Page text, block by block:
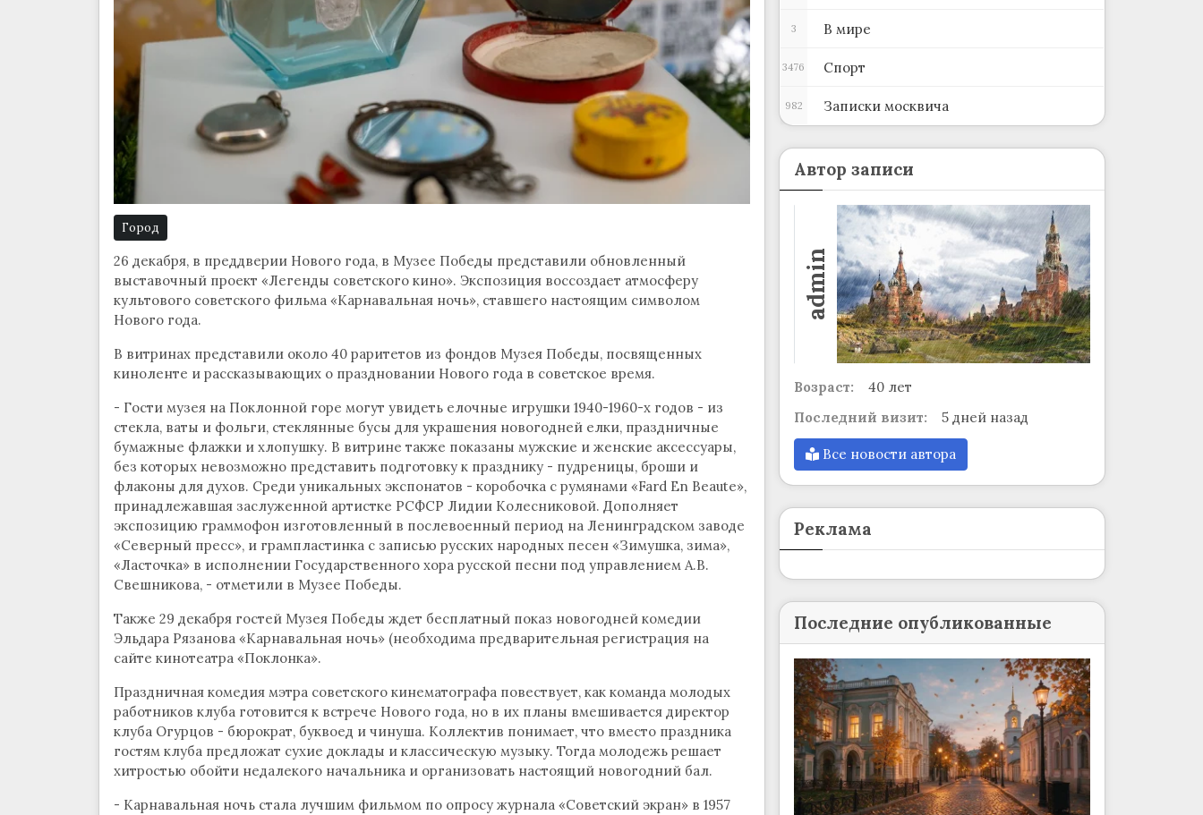
Город
26 декабря, в преддверии Нового года, в Музее Победы представили обновленный
выставочный проект «Легенды советского кино». Экспозиция воссоздает атмосферу
культового советского фильма «Карнавальная ночь», ставшего настоящим символом
Нового года.
В витринах представили около 40 раритетов из фондов Музея Победы, посвященных
киноленте и рассказывающих о праздновании Нового года в советское время.
- Гости музея на Поклонной горе могут увидеть елочные игрушки 1940-1960-х годов - из
стекла, ваты и фольги, стеклянные бусы для украшения новогодней елки, праздничные
бумажные флажки и хлопушку. В витрине также показаны мужские и женские аксессуары,
без которых невозможно представить подготовку к празднику - пудреницы, броши и
флаконы для духов. Среди уникальных экспонатов - коробочка с румянами «Fard En Beaute»,
принадлежавшая заслуженной артистке РСФСР Лидии Колесниковой. Дополняет
экспозицию граммофон изготовленный в послевоенный период на Ленинградском заводе
«Северный пресс», и грампластинка с записью русских народных песен «Зимушка, зима»,
«Ласточка» в исполнении Государственного хора русской песни под управлением А.В.
Свешникова, - отметили в Музее Победы.
Также 29 декабря гостей Музея Победы ждет бесплатный показ новогодней комедии
Эльдара Рязанова «Карнавальная ночь» (необходима предварительная регистрация на
сайте кинотеатра «Поклонка».
Праздничная комедия мэтра советского кинематографа повествует, как команда молодых
работников клуба готовится к встрече Нового года, но в их планы вмешивается директор
клуба Огурцов - бюрократ, буквоед и чинуша. Коллектив понимает, что вместо праздника
гостям клуба предложат сухие доклады и классическую музыку. Тогда молодежь решает
хитростью обойти недалекого начальника и организовать настоящий новогодний бал.
- Карнавальная ночь стала лучшим фильмом по опросу журнала «Советский экран» в 1957
В мире
3
Спорт
3476
Записки москвича
982
Автор записи
admin
Возраст:
40 лет
Последний визит:
5 дней назад
Все новости автора
Реклама
Последние опубликованные